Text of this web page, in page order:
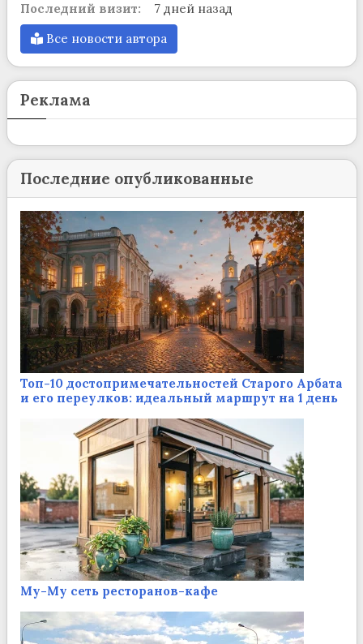
Последний визит:
7 дней назад
Все новости автора
Реклама
Последние опубликованные
Топ-10 достопримечательностей Старого Арбата
и его переулков: идеальный маршрут на 1 день
Му-Му сеть ресторанов-кафе